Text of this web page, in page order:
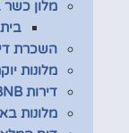
מלון כשר
השכרת
מלונות
דירות AIRBNB ברומא
מלונות